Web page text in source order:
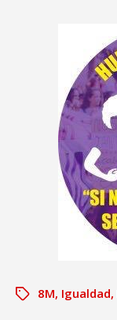
8M, Igualdad,